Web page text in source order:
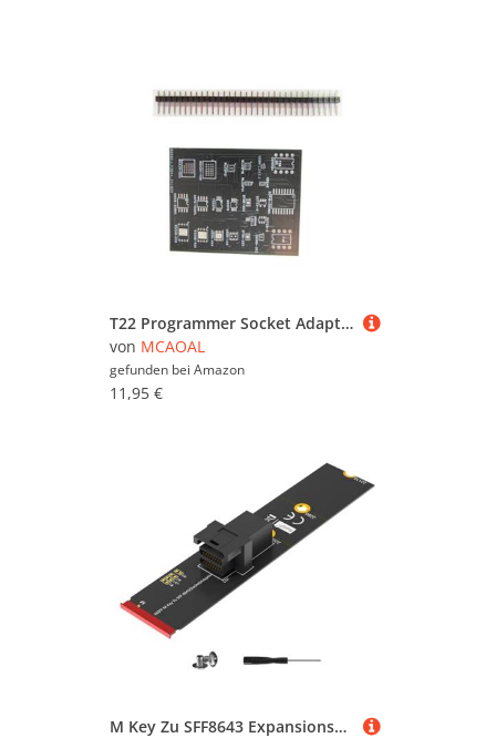
T22 Programmer Socket Adapter T22 Chip Read Schreiben Sie BIOS Chip Lesen Und Tests Mit Hoher Kompatibilität Für Reparaturchip Test Sockel
von MCAOAL
gefunden bei Amazon
11,95 €
M Key Zu SFF8643 Expansionskarte NVME Zu Karte M Schlüssel Zu SFF8643 Festplattenadapterkarte Für PC Verbindungskarte